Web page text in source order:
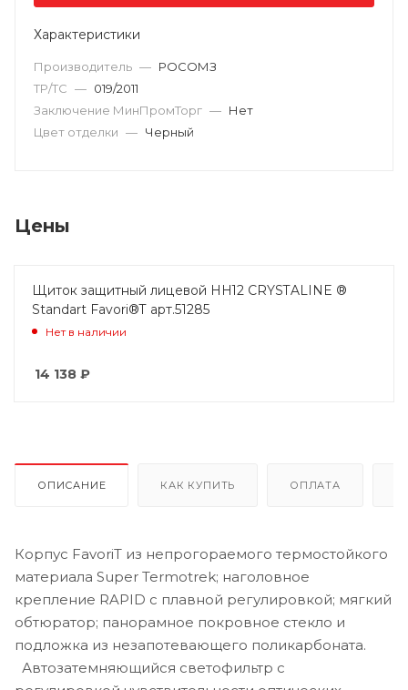
Характеристики
Производитель — РОСОМЗ
ТР/ТС — 019/2011
Заключение МинПромТорг — Нет
Цвет отделки — Черный
Цены
Щиток защитный лицевой НН12 CRYSTALINE ®
Standart Favori®T арт.51285
Нет в наличии
14 138 ₽
ОПИСАНИЕ КАК КУПИТЬ ОПЛАТА
Корпус FavoriT из непрогораемого термостойкого
материала Super Termotrek; наголовное
крепление RAPID с плавной регулировкой; мягкий
обтюратор; панорамное покровное стекло и
подложка из незапотевающего поликарбоната.
Автозатемняющийся светофильтр с